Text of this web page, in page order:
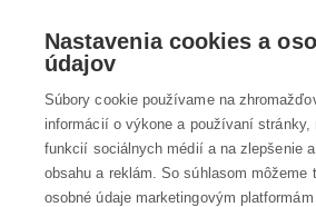
Predajne
Kontakt
Kontaktujte nás
Nastavenia cookies a
údajov
Súbory cookie používame na
informácií o výkone a používaní stránky,
funkcií sociálnych médií a na zlepšenie
obsahu a reklám. So súhlasom môžeme
osobné údaje marketingovým